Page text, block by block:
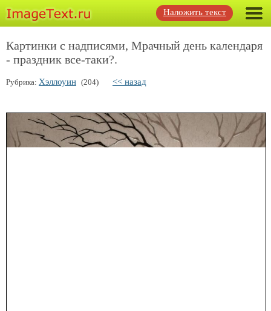
Наложить текст
Картинки с надписями, Мрачный день календаря
- праздник все-таки?.
Рубрика: Хэллоуин (204) << назад